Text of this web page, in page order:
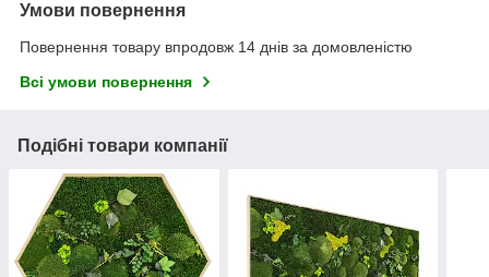
Умови повернення
Повернення товару впродовж 14 днів за домовленістю
Всі умови повернення
Подібні товари компанії